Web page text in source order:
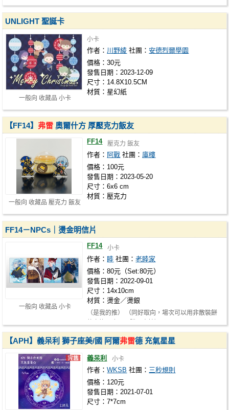
一般向 收藏品 小卡
UNLIGHT 聖誕卡
小卡
作者： 川野綾 社團：安德烈爾學園
價格：30元
發售日期：2023-12-09
尺寸：14.8X10.5CM
材質：星幻紙
一般向 收藏品 壓克力 飯友
【FF14】 弗雷 奧爾什方 厚壓克力飯友
FF14 壓克力 飯友
作者： 阿戰 社團： 庫樓
價格：100元
發售日期：2023-05-20
尺寸：6x6 cm
材質：壓克力
一般向 收藏品 小卡
FF14－NPCs｜燙金明信片
FF14 小卡
作者： 睦 社團：老睦家
價格：80元（Set:80元）
發售日期：2022-09-01
尺寸：14x10cm
材質：燙金／燙銀
（是我的推） （同好取向，場次可以用非散裝餅
【APH】義呆利 獅子座美/國 阿爾弗雷德 充氣星星
義呆利 小卡
作者：WKSB 社團： 三秒規則
價格：120元
發售日期：2021-07-01
尺寸：7*7cm